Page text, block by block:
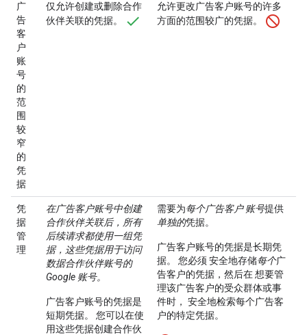
广
告
客
户
账
号
的
范
围
较
窄
的
凭
据
仅允许创建或删除合作
伙伴关联的凭据。
允许更改广告客户账号的许多
方面的范围较广的凭据。
凭
据
管
理
在广告客户账号中创建
合作伙伴关联后，所有
后续请求都使用一组凭
据，这些凭据用于访问
数据合作伙伴账号的
Google 账号。
广告客户账号的凭据是
短期凭据。 您可以在使
用这些凭据创建合作伙
需要为每个广告客户 账号提供
单独的凭据。
广告客户账号的凭据是长期凭
据。 您必须 安全地存储每个广
告客户的凭据，然后在 想要管
理该广告客户的受众群体或事
件时， 安全地检索每个广告客
户的特定凭据。